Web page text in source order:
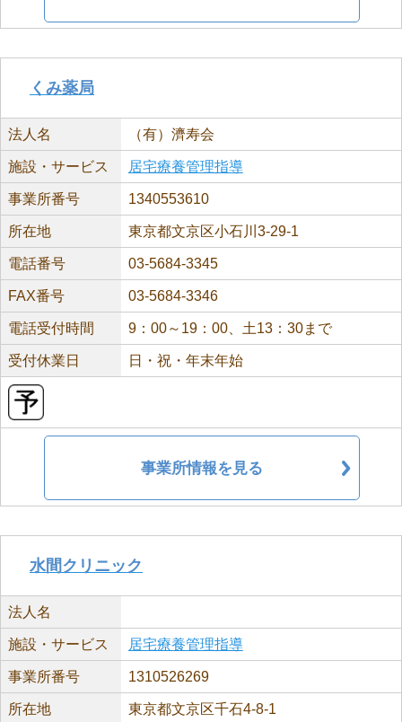
くみ薬局
法人名 （有）濟寿会
施設・サービス 居宅療養管理指導
事業所番号 1340553610
所在地 東京都文京区小石川3-29-1
電話番号 03-5684-3345
FAX番号 03-5684-3346
電話受付時間 9：00～19：00、土13：30まで
受付休業日 日・祝・年末年始
事業所情報を見る
水間クリニック
法人名
施設・サービス 居宅療養管理指導
事業所番号 1310526269
所在地 東京都文京区千石4-8-1